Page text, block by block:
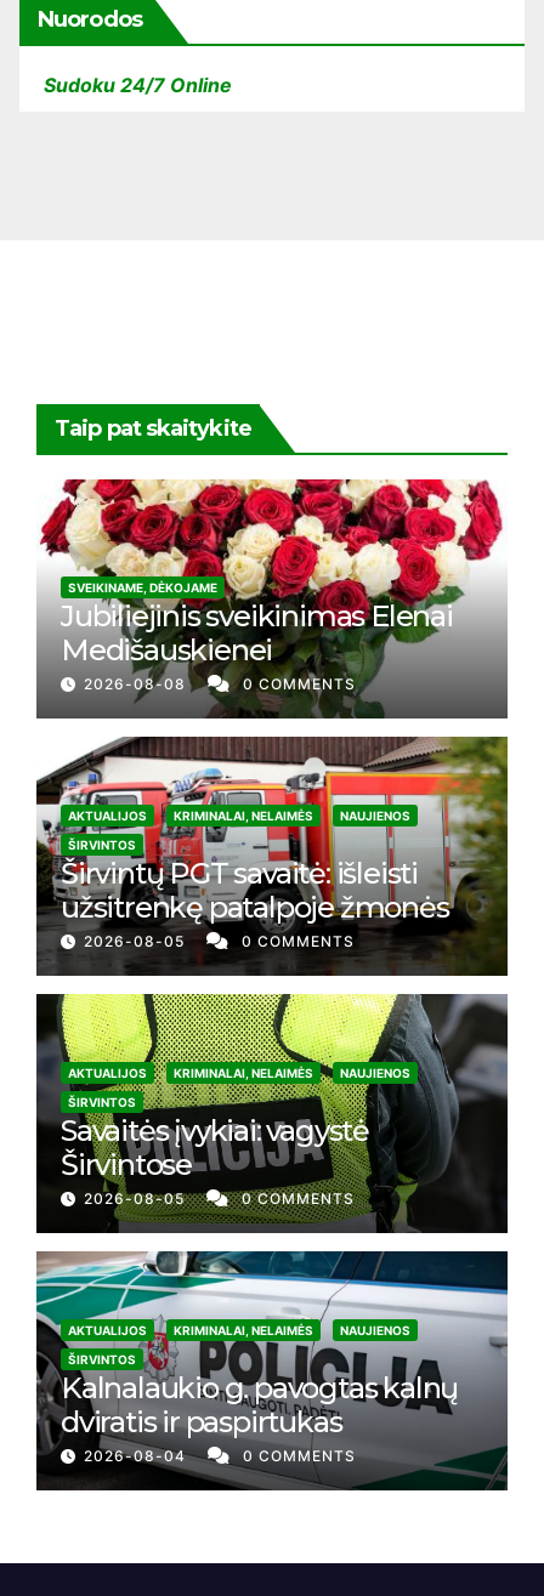
Nuorodos
Sudoku 24/7 Online
Taip pat skaitykite
SVEIKINAME, DĖKOJAME
Jubiliejinis sveikinimas Elenai
Medišauskienei
2026-08-08 0 COMMENTS
AKTUALIJOS KRIMINALAI, NELAIMĖS
NAUJIENOS
ŠIRVINTOS
Širvintų PGT savaitė: išleisti
užsitrenkę patalpoje žmonės
2026-08-05 0 COMMENTS
AKTUALIJOS KRIMINALAI, NELAIMĖS
NAUJIENOS
ŠIRVINTOS
Savaitės įvykiai: vagystė
Širvintose
2026-08-05 0 COMMENTS
AKTUALIJOS KRIMINALAI, NELAIMĖS
NAUJIENOS
ŠIRVINTOS
Kalnalaukio g. pavogtas kalnų
dviratis ir paspirtukas
2026-08-04 0 COMMENTS